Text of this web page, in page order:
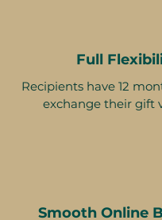
Full
Recipients have 12
exchange their gift
Smooth Online